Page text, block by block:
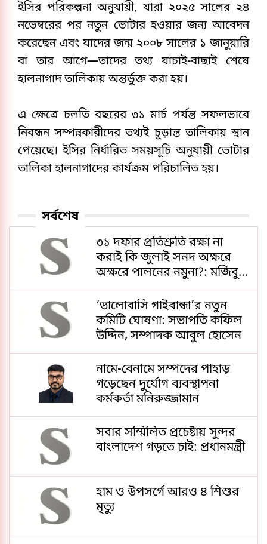
ইসির পরিকল্পনা অনুযায়ী, যারা ২০২৫ সালের ২৪
নভেম্বরের পর নতুন ভোটার হওয়ার জন্য আবেদন
করেছেন এবং যাদের জন্ম ২০০৮ সালের ১ জানুয়ারি
বা তার আগে—তাদের তথ্য যাচাই-বাছাই শেষে
হালনাগাদ তালিকায় অন্তর্ভুক্ত করা হয়।
এ ক্ষেত্রে চলতি বছরের ৩১ মার্চ পর্যন্ত সফলভাবে
নিবন্ধন সম্পন্নকারীদের তথ্যই চূড়ান্ত তালিকায় স্থান
পেয়েছে। ইসির নির্ধারিত সময়সূচি অনুযায়ী ভোটার
তালিকা হালনাগাদের কার্যক্রম পরিচালিত হয়।
সর্বশেষ
৩১ দফার প্রতিশ্রুতি রক্ষা না
করাই কি জুলাই সনদ অক্ষরে
অক্ষরে পালনের নমুনা?: মজিবুর
রহমান মঞ্জু
‘ভালোবাসি গাইবান্ধা’র নতুন
কমিটি ঘোষণা: সভাপতি কফিল
উদ্দিন, সম্পাদক আবুল হোসেন
নামে-বেনামে সম্পদের পাহাড়
গড়েছেন দুর্যোগ ব্যবস্থাপনা
কর্মকর্তা মনিরুজ্জামান
সবার সম্মিলিত প্রচেষ্টায় সুন্দর
বাংলাদেশ গড়তে চাই: প্রধানমন্ত্রী
হাম ও উপসর্গে আরও ৪ শিশুর
মৃত্যু